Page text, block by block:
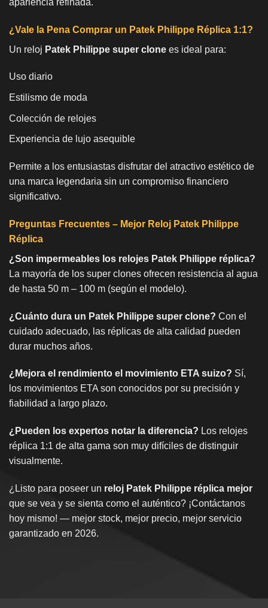
¿Vale la Pena Comprar un Patek Philippe Réplica 1:1?
Un reloj Patek Philippe super clone es ideal para:
Uso diario
Estilismo de moda
Colección de relojes
Experiencia de lujo asequible
Permite a los entusiastas disfrutar del atractivo estético de
una marca legendaria sin un compromiso financiero
significativo.
Preguntas Frecuentes – Mejor Reloj Patek Philippe
Réplica
¿Son impermeables los relojes Patek Philippe réplica?
La mayoría de los super clones ofrecen resistencia al agua
de hasta 50 m – 100 m (según el modelo).
¿Cuánto dura un Patek Philippe super clone? Con el
cuidado adecuado, las réplicas de alta calidad pueden
durar muchos años.
¿Mejora el rendimiento el movimiento ETA suizo? Sí,
los movimientos ETA son conocidos por su precisión y
fiabilidad a largo plazo.
¿Pueden los expertos notar la diferencia? Los relojes
réplica 1:1 de alta gama son muy difíciles de distinguir
visualmente.
¿Listo para poseer un reloj Patek Philippe réplica mejor
que se vea y se sienta como el auténtico? ¡Contáctanos
hoy mismo! — mejor stock, mejor precio, mejor servicio
garantizado en 2026.